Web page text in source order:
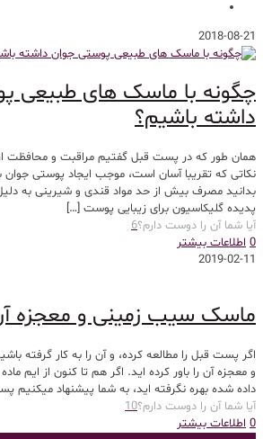
2018-08-21
چگونه با ماسک های طبیعی
داشته باشیم؟
همان طور که در پست قبل گفتیم مراقبت و محافظت
نکاتی که تقریبا آسان است، موجب ایجاد پوستی
بدانید مصرف بیش از حد مواد قندی و شیرینی به
پدیده گلیکاسیون برای زیبایی پوست […]
آیا شما آن را دوست دارم؟6
0 اطلاعات بیشتر
2019-02-11
ماسک سیب زمینی و معجزه
اگر پست قبل را مطالعه کرده، و آن را به کار گرفته
و معجزه آن را باور کرده اید. اگر هم تا کنون از ایم
داده شده بهره نگرفته اید، به شما پیشنهاد میکنیم
آیا شما آن را دوست دارم؟10
0 اطلاعات بیشتر